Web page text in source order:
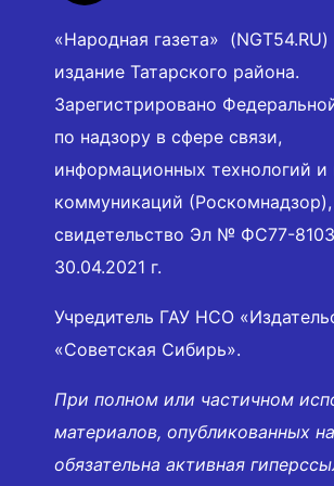
«Народная газета» (NGT54.RU)
издание Татарского района.
Зарегистрировано
по надзору в сфере связи,
информационных технологий и
коммуникаций (Роскомнадзор),
свидетельство Эл № ФС77-
30.04.2021 г.
Учредитель ГАУ НСО
«Советская Сибирь».
При полном или частичном
материалов, опубликованных
обязательна активная